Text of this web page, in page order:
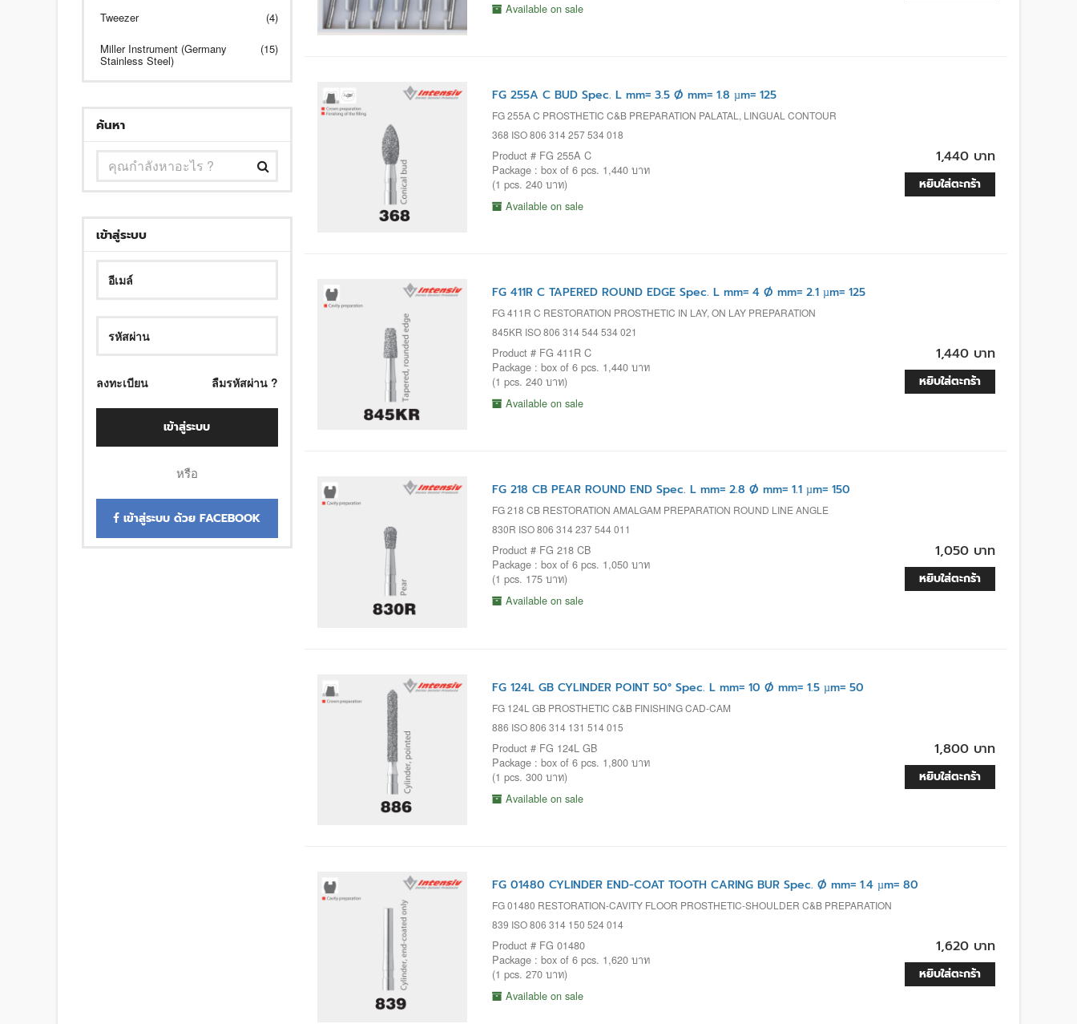
Tweezer (4)
Miller Instrument (Germany
Stainless Steel)
(15)
ค้นหา
เข้าสู่ระบบ
ลงทะเบียน ลืมรหัสผ่าน ?
เข้าสู่ระบบ
หรือ
เข้าสู่ระบบ ด้วย FACEBOOK
Available on sale
FG 255A C BUD Spec. L mm= 3.5 Ø mm= 1.8 µm= 125
FG 255A C PROSTHETIC C&B PREPARATION PALATAL, LINGUAL CONTOUR
368 ISO 806 314 257 534 018
Product # FG 255A C
Package : box of 6 pcs. 1,440 บาท
(1 pcs. 240 บาท)
Available on sale
1,440 บาท
หยิบใส่ตะกร้า
FG 411R C TAPERED ROUND EDGE Spec. L mm= 4 Ø mm= 2.1 µm= 125
FG 411R C RESTORATION PROSTHETIC IN LAY, ON LAY PREPARATION
845KR ISO 806 314 544 534 021
Product # FG 411R C
Package : box of 6 pcs. 1,440 บาท
(1 pcs. 240 บาท)
Available on sale
1,440 บาท
หยิบใส่ตะกร้า
FG 218 CB PEAR ROUND END Spec. L mm= 2.8 Ø mm= 1.1 µm= 150
FG 218 CB RESTORATION AMALGAM PREPARATION ROUND LINE ANGLE
830R ISO 806 314 237 544 011
Product # FG 218 CB
Package : box of 6 pcs. 1,050 บาท
(1 pcs. 175 บาท)
Available on sale
1,050 บาท
หยิบใส่ตะกร้า
FG 124L GB CYLINDER POINT 50° Spec. L mm= 10 Ø mm= 1.5 µm= 50
FG 124L GB PROSTHETIC C&B FINISHING CAD-CAM
886 ISO 806 314 131 514 015
Product # FG 124L GB
Package : box of 6 pcs. 1,800 บาท
(1 pcs. 300 บาท)
Available on sale
1,800 บาท
หยิบใส่ตะกร้า
FG 01480 CYLINDER END-COAT TOOTH CARING BUR Spec. Ø mm= 1.4 µm= 80
FG 01480 RESTORATION-CAVITY FLOOR PROSTHETIC-SHOULDER C&B PREPARATION
839 ISO 806 314 150 524 014
Product # FG 01480
Package : box of 6 pcs. 1,620 บาท
(1 pcs. 270 บาท)
Available on sale
1,620 บาท
หยิบใส่ตะกร้า